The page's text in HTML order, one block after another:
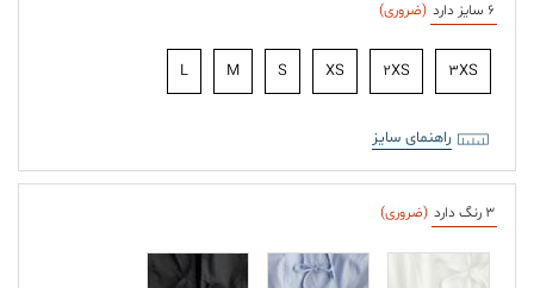
6 سایز دارد (ضروری)
3XS
2XS
XS
S
M
L
راهنمای سایز
3 رنگ دارد (ضروری)